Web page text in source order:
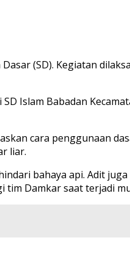
(SD). Kegiatan
Islam Babadan
cara penggunaan
liar.
bahaya api. Adit
Damkar saat terjadi